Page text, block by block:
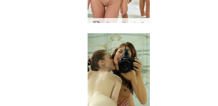
आलिया शूटिंग ओक्सी